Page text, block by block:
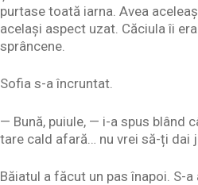
purtase toată iarna. Avea
același aspect uzat. Căciula îi
sprâncene.
Sofia s-a încruntat.
— Bună, puiule, — i-a spus blând
tare cald afară… nu vrei să-ți dai
Băiatul a făcut un pas înapoi. S-